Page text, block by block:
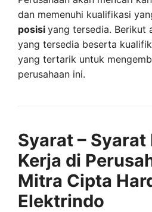
dan memenuhi kualifikasi
posisi yang tersedia. Berikut
yang tersedia beserta
yang tertarik untuk
perusahaan ini.
Syarat –
Kerja di
Mitra Cipta
Elektrindo